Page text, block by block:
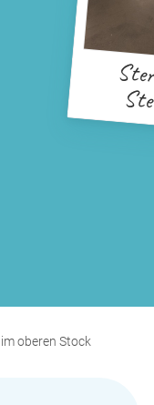
oberen Stock